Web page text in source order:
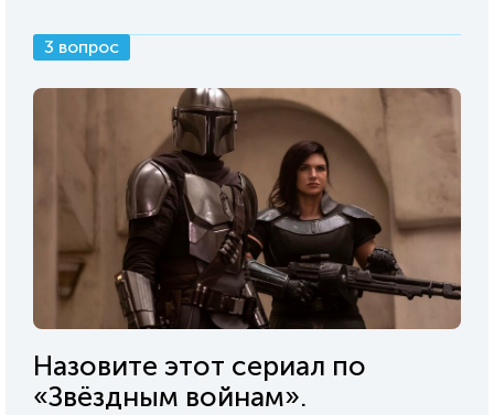
3 вопрос
Назовите этот сериал по
«Звёздным войнам».